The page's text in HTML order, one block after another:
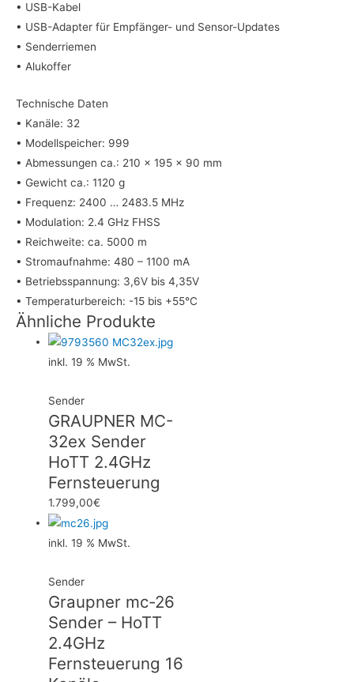
• USB-Kabel
• USB-Adapter für Empfänger- und Sensor-Updates
• Senderriemen
• Alukoffer
Technische Daten
• Kanäle: 32
• Modellspeicher: 999
• Abmessungen ca.: 210 x 195 x 90 mm
• Gewicht ca.: 1120 g
• Frequenz: 2400 … 2483.5 MHz
• Modulation: 2.4 GHz FHSS
• Reichweite: ca. 5000 m
• Stromaufnahme: 480 – 1100 mA
• Betriebsspannung: 3,6V bis 4,35V
• Temperaturbereich: -15 bis +55°C
Ähnliche Produkte
inkl. 19 % MwSt.
Sender
GRAUPNER MC-
32ex Sender
HoTT 2.4GHz
Fernsteuerung
1.799,00€
inkl. 19 % MwSt.
Sender
Graupner mc-26
Sender – HoTT
2.4GHz
Fernsteuerung 16